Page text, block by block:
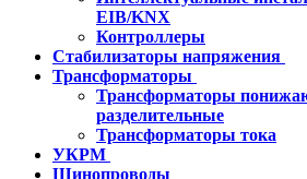
EIB/KNX
Контроллеры
Стабилизаторы напряжения
Трансформаторы
Трансформаторы
разделительные
Трансформаторы тока
УКРМ
Шинопроводы